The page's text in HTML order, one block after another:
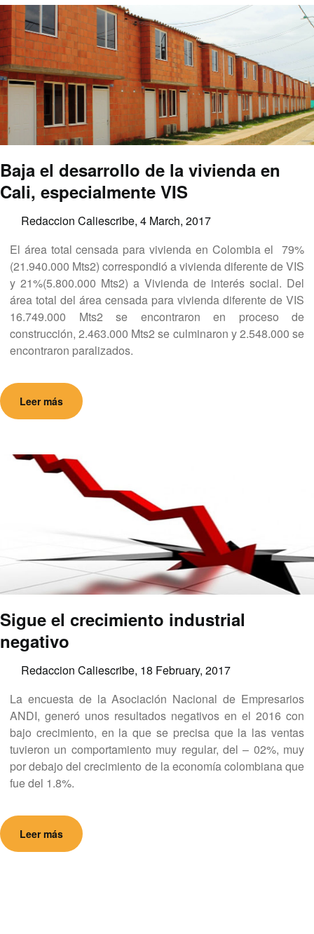
Baja el desarrollo de la vivienda en
Cali, especialmente VIS
Redaccion Caliescribe, 4 March, 2017
El área total censada para vivienda en Colombia el 79%
(21.940.000 Mts2) correspondió a vivienda diferente de VIS
y 21%(5.800.000 Mts2) a Vivienda de interés social. Del
área total del área censada para vivienda diferente de VIS
16.749.000 Mts2 se encontraron en proceso de
construcción, 2.463.000 Mts2 se culminaron y 2.548.000 se
encontraron paralizados.
Leer más
Sigue el crecimiento industrial
negativo
Redaccion Caliescribe, 18 February, 2017
La encuesta de la Asociación Nacional de Empresarios
ANDI, generó unos resultados negativos en el 2016 con
bajo crecimiento, en la que se precisa que la las ventas
tuvieron un comportamiento muy regular, del – 02%, muy
por debajo del crecimiento de la economía colombiana que
fue del 1.8%.
Leer más